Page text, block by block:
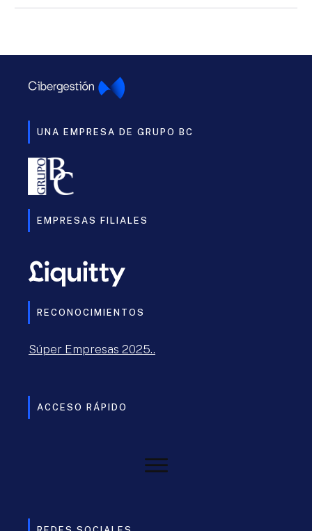
UNA EMPRESA DE GRUPO BC
EMPRESAS FILIALES
RECONOCIMIENTOS
Súper Empresas 2025..
ACCESO RÁPIDO